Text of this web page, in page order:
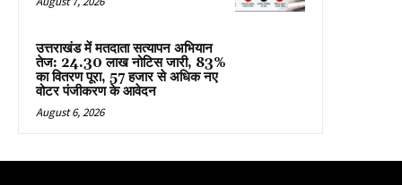
उत्तराखंड में मतदाता सत्यापन अभियान
तेज: 24.30 लाख नोटिस जारी, 83%
का वितरण पूरा, 57 हजार से अधिक नए
वोटर पंजीकरण के आवेदन
August 6, 2026